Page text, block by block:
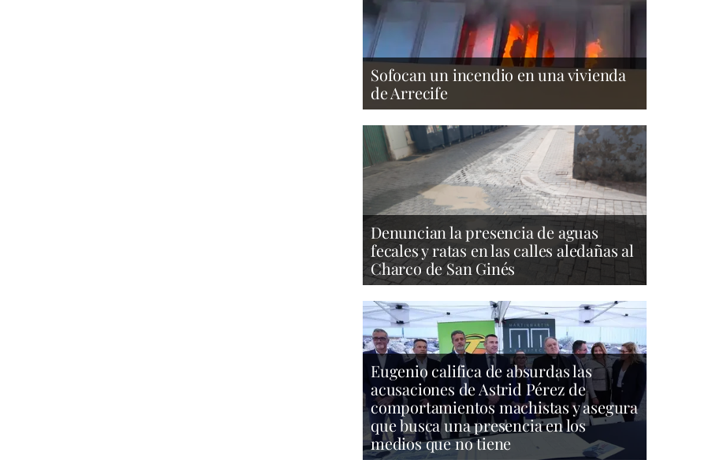
Sofocan un incendio en una vivienda
de Arrecife
Denuncian la presencia de aguas
fecales y ratas en las calles aledañas al
Charco de San Ginés
Eugenio califica de absurdas las
acusaciones de Astrid Pérez de
comportamientos machistas y asegura
que busca una presencia en los
medios que no tiene